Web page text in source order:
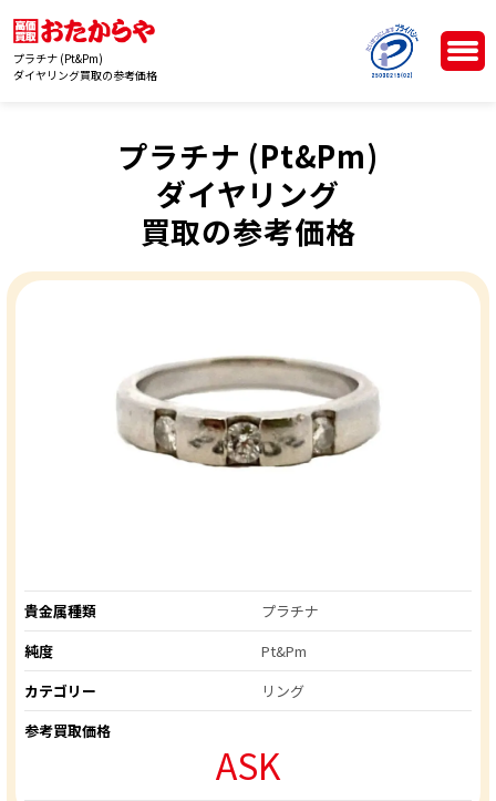
プラチナ (Pt&Pm)
ダイヤリング買取の参考価格
プラチナ (Pt&Pm)
ダイヤリング
買取の参考価格
貴金属種類
プラチナ
純度
Pt&Pm
カテゴリー
リング
参考買取価格
ASK